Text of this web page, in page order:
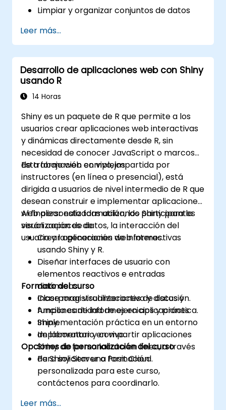
Limpiar y organizar conjuntos de datos
Realizar análisis estadísticos y
proyecciones con R.
Crear tableros de control (dashboards) e
informes profesionales con Power BI.
Integrar y analizar datos provenientes de
múltiples fuentes de manera efectiva.
Leer más...
Desarrollo de aplicaciones web con Shiny
usando R
14 Horas
Shiny es un paquete de R que permite a los
usuarios crear aplicaciones web interactivas
y dinámicas directamente desde R, sin
necesidad de conocer JavaScript o marcos
de trabajo web complejos.
Esta formación en vivo, impartida por
instructores (en línea o presencial), está
dirigida a usuarios de nivel intermedio de R que
desean construir e implementar aplicaciones
web personalizadas utilizando Shiny para la
visualización de datos, la interacción del
usuario y la generación de informes.
Al finalizar esta formación, los participantes
serán capaces de:
Crear aplicaciones web interactivas
usando Shiny y R.
Diseñar interfaces de usuario con
elementos reactivos e entradas
dinámicas.
Incorporar visualizaciones de datos y
funciones de informes en aplicaciones
Shiny.
Implementar y compartir aplicaciones
Shiny de forma local o en línea, a través
de Shiny Server o Posit Cloud.
Formato del curso
Clase magistral interactiva y discusión.
Amplia cantidad de ejercicios y práctica.
Implementación práctica en un entorno
de laboratorio en vivo.
Opciones de personalización del curso
Para solicitar una formación
personalizada para este curso,
contáctenos para coordinarlo.
Leer más...